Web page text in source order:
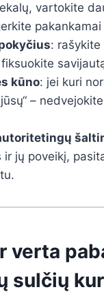
vartokite
: rašykite
kūno: jei kuri
–
ir jų poveikį,
verta
sulčių